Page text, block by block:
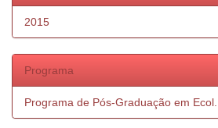
2015
Programa
Programa de Pós-Graduação em Ecol...